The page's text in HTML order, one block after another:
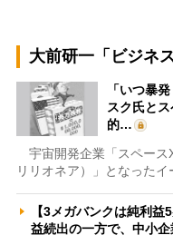
大前研一「ビジネ
「いつ暴
スク氏と
的…
宇宙開発企業「スペース
リリオネア）」となった
【3メガバンクは純利
益続出の一方で、中小